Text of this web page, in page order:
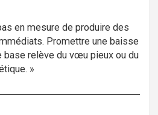
en mesure de produire des
Promettre une baisse
base relève du vœu pieux ou du
»